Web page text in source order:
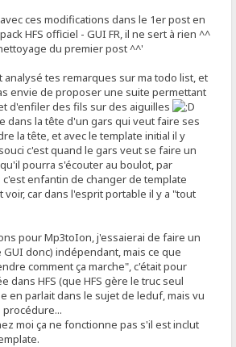
ces modifications dans le 1er post en
HFS officiel - GUI FR, il ne sert à rien ^^
du premier post ^^'
analysé tes remarques sur ma todo list, et
envie de proposer une suite permettant
d'enfiler des fils sur des aiguilles
dans la tête d'un gars qui veut faire ses
la tête, et avec le template initial il y
c'est quand le gars veut se faire un
pourra s'écouter au boulot, par
enfantin de changer de template
car dans l'esprit portable il y a "tout
pour Mp3toIon, j'essaierai de faire un
donc) indépendant, mais ce que
comment ça marche", c'était pour
dans HFS (que HFS gère le truc seul
en parlait dans le sujet de leduf, mais vu
procédure...
moi ça ne fonctionne pas s'il est inclut